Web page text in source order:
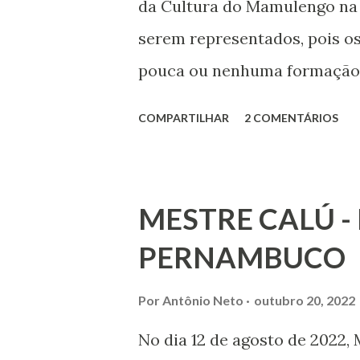
da Cultura do Mamulengo
serem representados, pois
pouca ou nenhuma
Nacional o reconhecimento
2015, mas poucas são as
e quem a faz. Neste sentido,
criar uma associação, que
COMPARTILHAR 2 COMENTÁRIOS
MESTRE CALÚ
PERNAMBUCO
PorAntônio Neto outubro 20, 2022
No dia 12 de agosto de